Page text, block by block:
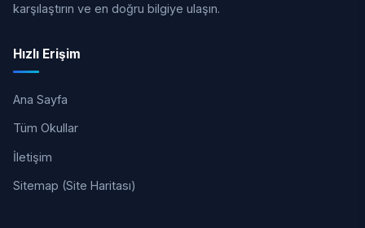
karşılaştırın ve en doğru bilgiye ulaşın.
Hızlı Erişim
Ana Sayfa
Tüm Okullar
İletişim
Sitemap (Site Haritası)